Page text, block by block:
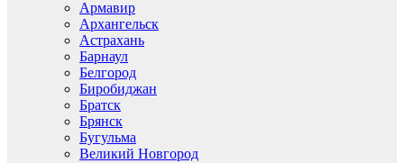
Армавир
Архангельск
Астрахань
Барнаул
Белгород
Биробиджан
Братск
Брянск
Бугульма
Великий Новгород